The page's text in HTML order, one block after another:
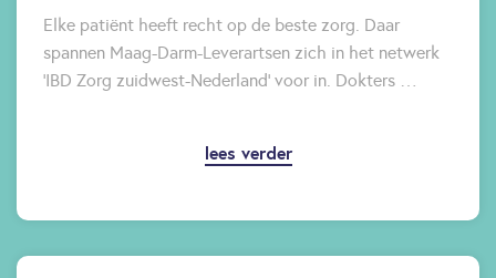
Elke patiënt heeft recht op de beste zorg. Daar
spannen Maag-Darm-Leverartsen zich in het netwerk
'IBD Zorg zuidwest-Nederland' voor in. Dokters …
lees verder